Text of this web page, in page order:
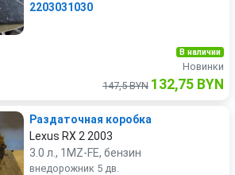
2203031030
В наличии
Новинки
147,5 BYN 132,75 BYN
Раздаточная коробка
Lexus RX 2 2003
3.0 л., 1MZ-FE, бензин
внедорожник 5 дв.